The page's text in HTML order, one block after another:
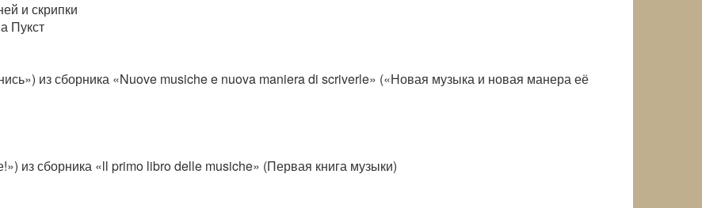
и скрипки
Пукст
из сборника «Nuove musiche e nuova maniera di scriverle» («Новая музыка и новая манера её
из сборника «ll primo libro delle musiche» (Первая книга музыки)